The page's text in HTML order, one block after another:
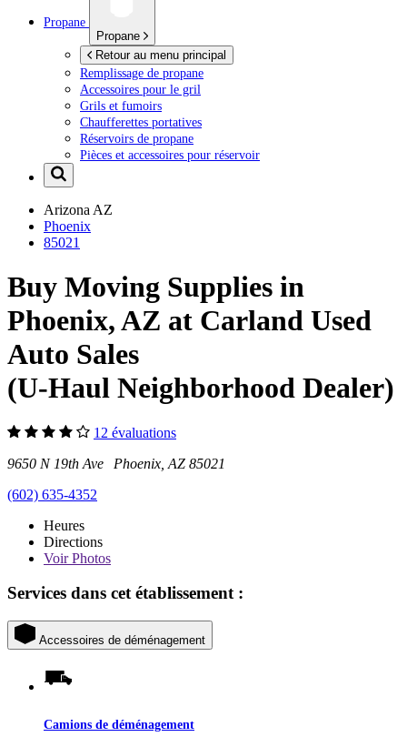
Propane
Propane
Retour au menu principal
Remplissage de propane
Accessoires pour le gril
Grils et fumoirs
Chaufferettes portatives
Réservoirs de propane
Pièces et accessoires pour réservoir
Arizona AZ
Phoenix
85021
Buy Moving Supplies in
Phoenix, AZ at Carland Used
Auto Sales
(U-Haul Neighborhood Dealer)
12 évaluations
9650 N 19th Ave Phoenix, AZ 85021
(602) 635-4352
Heures
Directions
VoirPhotos
Services dans cet établissement :
Accessoires de déménagement
Camions de déménagement